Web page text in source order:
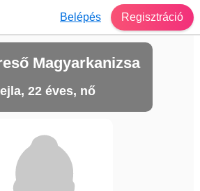
Belépés Regisztráció
Magyarkanizsa
22 éves, nő